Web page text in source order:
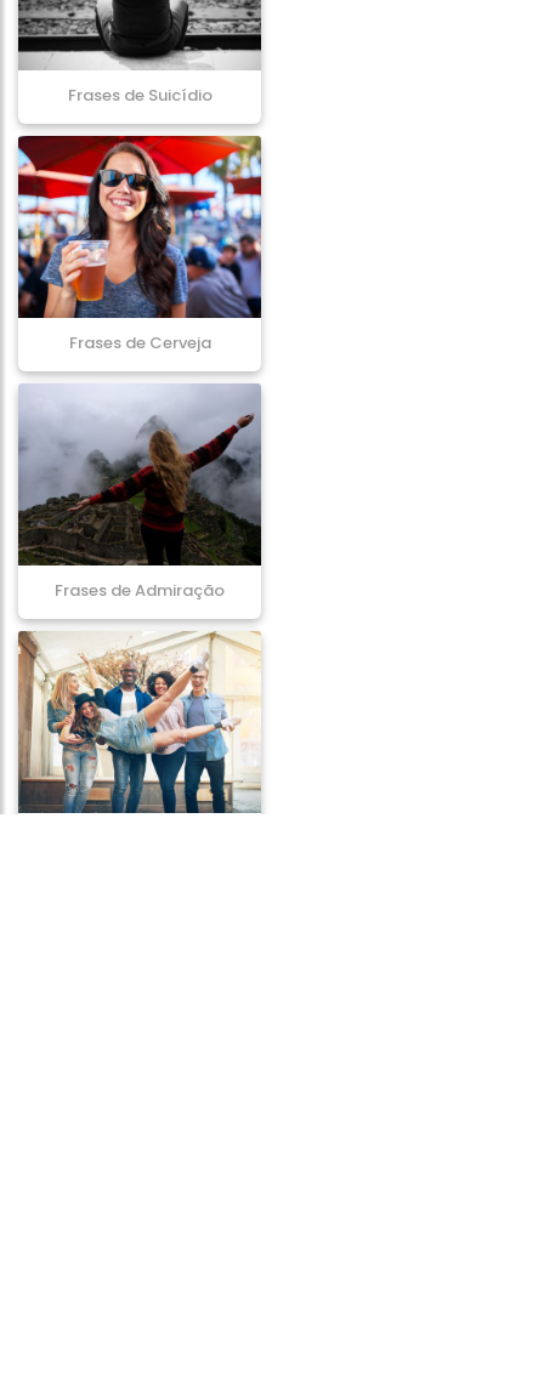
Frases de Suicídio
Frases de Cerveja
Frases de Admiração